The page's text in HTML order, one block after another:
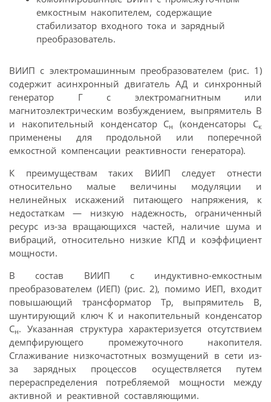
емкостным накопителем, содержащие
стабилизатор входного тока и зарядный
преобразователь.
ВИИП с электромашинным преобразователем (рис. 1)
содержит асинхронный двигатель АД и синхронный
генератор Г с электромагнитным или
магнитоэлектрическим возбуждением, выпрямитель В
и накопительный конденсатор Сн (конденсаторы Ск
применены для продольной или поперечной
емкостной компенсации реактивности генератора).
К преимуществам таких ВИИП следует отнести
относительно малые величины модуляции и
нелинейных искажений питающего напряжения, к
недостаткам — низкую надежность, ограниченный
ресурс из-за вращающихся частей, наличие шума и
вибраций, относительно низкие КПД и коэффициент
мощности.
В состав ВИИП с индуктивно-емкостным
преобразователем (ИЕП) (рис. 2), помимо ИЕП, входит
повышающий трансформатор Тр, выпрямитель В,
шунтирующий ключ К и накопительный конденсатор
Сн. Указанная структура характеризуется отсутствием
демпфирующего промежуточного накопителя.
Сглаживание низкочастотных возмущений в сети из-
за зарядных процессов осуществляется путем
перераспределения потребляемой мощности между
активной и реактивной составляющими.